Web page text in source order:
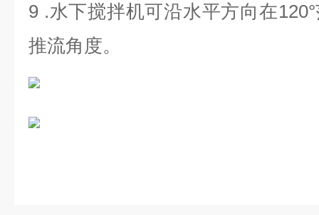
9 .水下搅拌机可沿水平方向在
推流角度。